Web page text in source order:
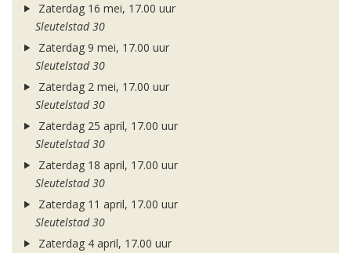
Zaterdag 16 mei, 17.00 uur
Sleutelstad 30
Zaterdag 9 mei, 17.00 uur
Sleutelstad 30
Zaterdag 2 mei, 17.00 uur
Sleutelstad 30
Zaterdag 25 april, 17.00 uur
Sleutelstad 30
Zaterdag 18 april, 17.00 uur
Sleutelstad 30
Zaterdag 11 april, 17.00 uur
Sleutelstad 30
Zaterdag 4 april, 17.00 uur